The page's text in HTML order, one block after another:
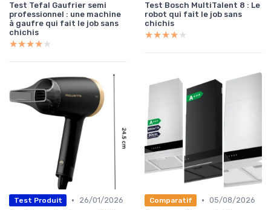
Test Tefal Gaufrier semi
professionnel : une machine
à gaufre qui fait le job sans
chichis
★★★★★
★★★★★
Test Bosch MultiTalent 8 : Le
robot qui fait le job sans
chichis
★★★★★
★★★★★
Test Produit •
26/01/2026
Comparatif • 05/08/2026